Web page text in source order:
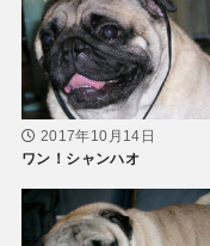
2017年10月14日
ワン！シャンハオ